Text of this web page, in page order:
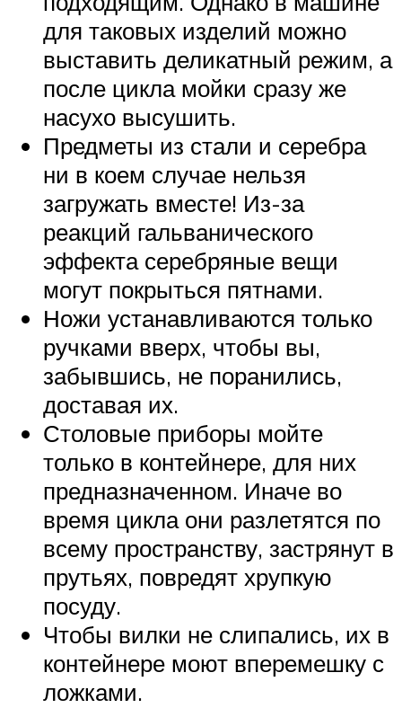
для таковых изделий можно
выставить деликатный режим, а
после цикла мойки сразу же
насухо высушить.
Предметы из стали и серебра
ни в коем случае нельзя
загружать вместе! Из-за
реакций гальванического
эффекта серебряные вещи
могут покрыться пятнами.
Ножи устанавливаются только
ручками вверх, чтобы вы,
забывшись, не поранились,
доставая их.
Столовые приборы мойте
только в контейнере, для них
предназначенном. Иначе во
время цикла они разлетятся по
всему пространству, застрянут в
прутьях, повредят хрупкую
посуду.
Чтобы вилки не слипались, их в
контейнере моют вперемешку с
ложками.